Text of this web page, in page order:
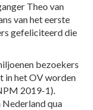
Theo van
van het eerste
gefeliciteerd die
bezoekers
in het OV worden
2019-1).
qua